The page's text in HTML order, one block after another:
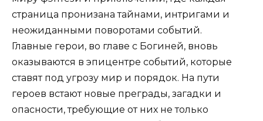
страница пронизана тайнами, интригами и
неожиданными поворотами событий.
Главные герои, во главе с Богиней, вновь
оказываются в эпицентре событий, которые
ставят под угрозу мир и порядок. На пути
героев встают новые преграды, загадки и
опасности, требующие от них не только